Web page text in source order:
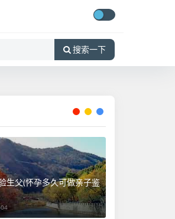
搜索一下
生父(怀孕多久可做亲子鉴